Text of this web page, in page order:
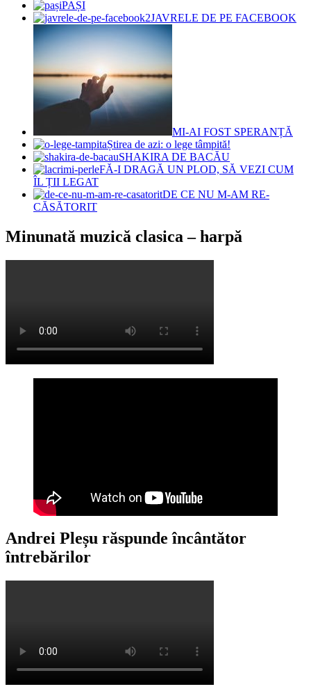
PAȘI
JAVRELE DE PE FACEBOOK
MI-AI FOST SPERANȚĂ
Știrea de azi: o lege tâmpită!
SHAKIRA DE BACĂU
FĂ-I DRAGĂ UN PLOD, SĂ VEZI CUM
ÎL ȚII LEGAT
DE CE NU M-AM RE-
CĂSĂTORIT
Minunată muzică clasica – harpă
Andrei Pleșu răspunde încântător
întrebărilor